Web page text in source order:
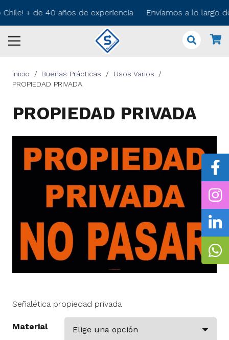
+ de 40 años de experiencia Envíamos a lo largo
Inicio / Buenas Prácticas / Usos Varios
/
PROPIEDAD PRIVADA
PROPIEDAD PRIVADA
Señalética propiedad privada
Material